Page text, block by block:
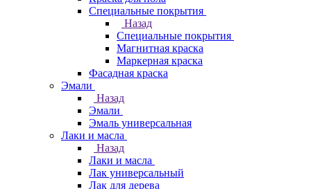
Специальные покрытия
Назад
Специальные покрытия
Магнитная краска
Маркерная краска
Фасадная краска
Эмали
Назад
Эмали
Эмаль универсальная
Лаки и масла
Назад
Лаки и масла
Лак универсальный
Лак для дерева